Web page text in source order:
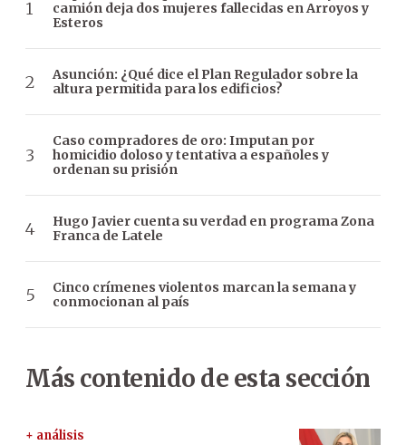
camión deja dos mujeres fallecidas en Arroyos y
Esteros
Asunción: ¿Qué dice el Plan Regulador sobre la
altura permitida para los edificios?
Caso compradores de oro: Imputan por
homicidio doloso y tentativa a españoles y
ordenan su prisión
Hugo Javier cuenta su verdad en programa Zona
Franca de Latele
Cinco crímenes violentos marcan la semana y
conmocionan al país
Más contenido de esta sección
+ análisis